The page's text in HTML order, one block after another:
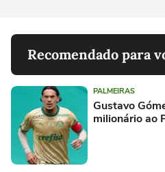
Recomendado para
PALMEIRAS
Gustavo
milionário ao